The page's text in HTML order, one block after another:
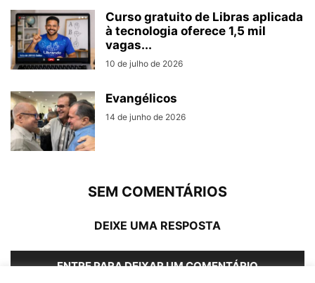
Curso gratuito de Libras aplicada
à tecnologia oferece 1,5 mil
vagas...
10 de julho de 2026
Evangélicos
14 de junho de 2026
SEM COMENTÁRIOS
DEIXE UMA RESPOSTA
ENTRE PARA DEIXAR UM COMENTÁRIO